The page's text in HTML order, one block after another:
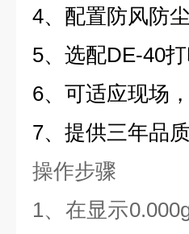
4、配置防风防
5、选配DE-40
6、可适应现场
7、提供三年品
操作步骤
1、在显示